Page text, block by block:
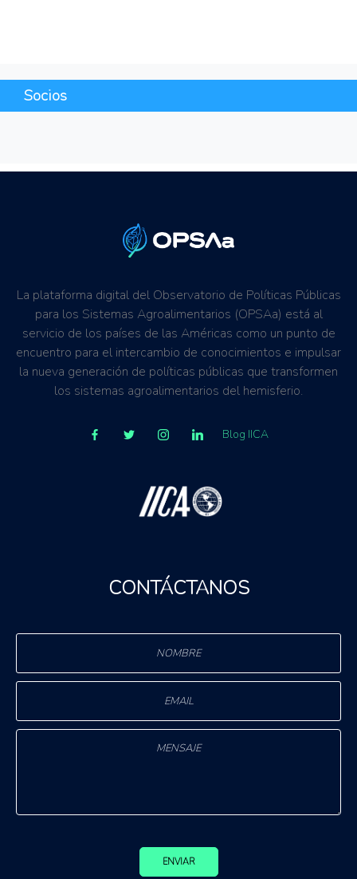
Socios
La plataforma digital del Observatorio de Políticas Públicas
para los Sistemas Agroalimentarios (OPSAa) está al
servicio de los países de las Américas como un punto de
encuentro para el intercambio de conocimientos e impulsar
la nueva generación de políticas públicas que transformen
los sistemas agroalimentarios del hemisferio.
Blog IICA
CONTÁCTANOS
ENVIAR